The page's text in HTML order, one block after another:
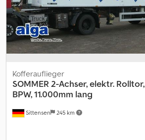
Sittensen 245 km
Kofferauflieger
SOMMER 2-Achser, elektr. Rolltor,
BPW, 11.000mm lang